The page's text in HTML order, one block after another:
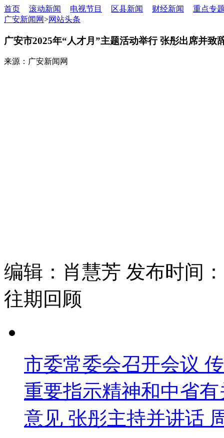
首页 滚动新闻 电视节目 区县新闻 财经新闻
重点专
广安新闻网>网站头条
广安市2025年“人才月”主题活动举行 张彤出席并致
来源：广安新闻网
编辑：肖慧芳 发布时间
往期回顾
市委常委会召开会议
重要指示精神和中省
意见 张彤主持并讲话